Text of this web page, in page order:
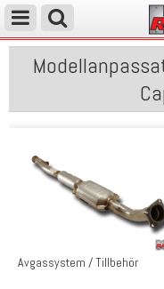
Avgassystem / Tillbehör